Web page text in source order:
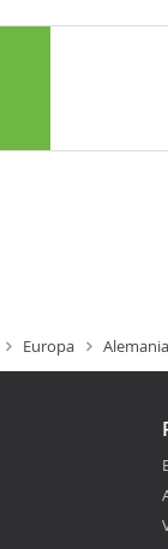
Europa Alemania